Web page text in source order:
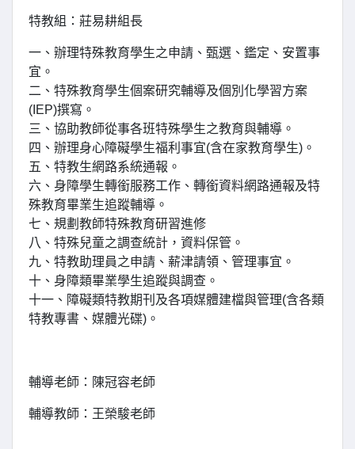
特教組：莊易耕組長
一、辦理特殊教育學生之申請、甄選、鑑定、安置事
宜。
二、特殊教育學生個案研究輔導及個別化學習方案
(IEP)撰寫。
三、協助教師從事各班特殊學生之教育與輔導。
四、辦理身心障礙學生福利事宜(含在家教育學生)。
五、特教生網路系統通報。
六、身障學生轉銜服務工作、轉銜資料網路通報及特
殊教育畢業生追蹤輔導。
七、規劃教師特殊教育研習進修
八、特殊兒童之調查統計，資料保管。
九、特教助理員之申請、薪津請領、管理事宜。
十、身障類畢業學生追蹤與調查。
十一、障礙類特教期刊及各項媒體建檔與管理(含各類
特教專書、媒體光碟)。
輔導老師：陳冠容老師
輔導教師：王榮駿老師